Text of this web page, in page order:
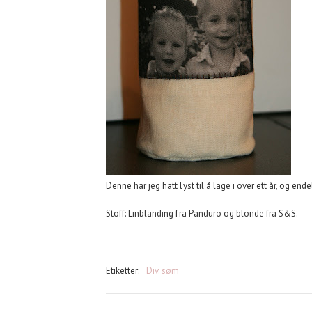
Denne har jeg hatt lyst til å lage i over ett år, og
Stoff: Linblanding fra Panduro og blonde fra S&S.
Etiketter: Div. søm